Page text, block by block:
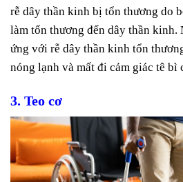
rễ dây thần kinh bị tổn thương do
làm tổn thương đến dây thần kinh.
ứng với rễ dây thần kinh tổn
nóng lạnh và mất đi cảm giác tê bì
3. Teo cơ